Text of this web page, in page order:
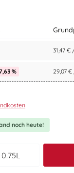
31,47 €
% 29,07
noch heute!
0.75L